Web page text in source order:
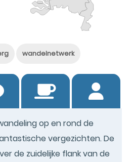
wandelnetwerk
op en rond de
vergezichten. De
de zuidelijke flank van de